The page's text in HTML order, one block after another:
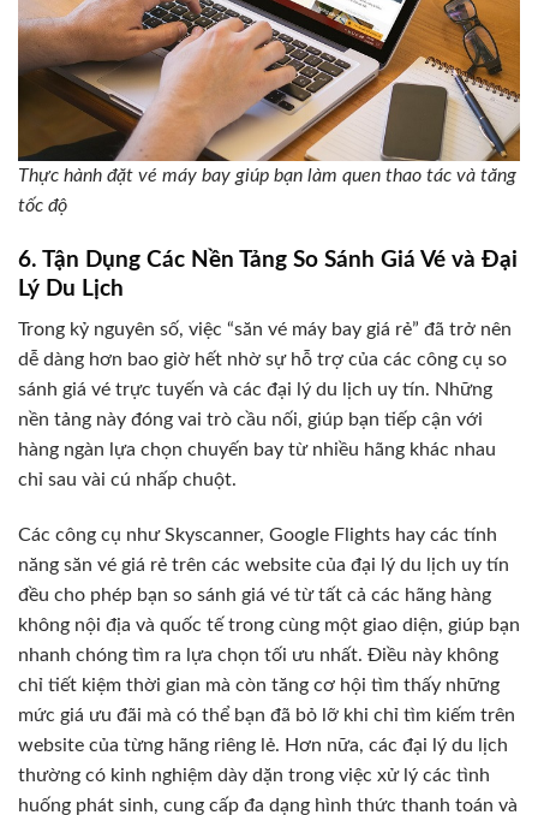
Thực hành đặt vé máy bay giúp bạn làm quen thao tác và tăng
tốc độ
6. Tận Dụng Các Nền Tảng So Sánh Giá Vé và Đại
Lý Du Lịch
Trong kỷ nguyên số, việc “săn vé máy bay giá rẻ” đã trở nên
dễ dàng hơn bao giờ hết nhờ sự hỗ trợ của các công cụ so
sánh giá vé trực tuyến và các đại lý du lịch uy tín. Những
nền tảng này đóng vai trò cầu nối, giúp bạn tiếp cận với
hàng ngàn lựa chọn chuyến bay từ nhiều hãng khác nhau
chỉ sau vài cú nhấp chuột.
Các công cụ như Skyscanner, Google Flights hay các tính
năng săn vé giá rẻ trên các website của đại lý du lịch uy tín
đều cho phép bạn so sánh giá vé từ tất cả các hãng hàng
không nội địa và quốc tế trong cùng một giao diện, giúp bạn
nhanh chóng tìm ra lựa chọn tối ưu nhất. Điều này không
chỉ tiết kiệm thời gian mà còn tăng cơ hội tìm thấy những
mức giá ưu đãi mà có thể bạn đã bỏ lỡ khi chỉ tìm kiếm trên
website của từng hãng riêng lẻ. Hơn nữa, các đại lý du lịch
thường có kinh nghiệm dày dặn trong việc xử lý các tình
huống phát sinh, cung cấp đa dạng hình thức thanh toán và